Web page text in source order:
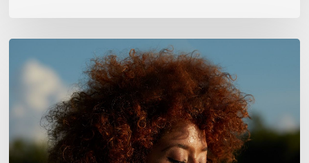
Annulés